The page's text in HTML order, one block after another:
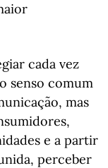
cada vez
senso comum
mas
e a partir
perceber